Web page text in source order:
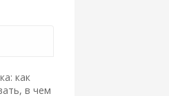
как
в чем